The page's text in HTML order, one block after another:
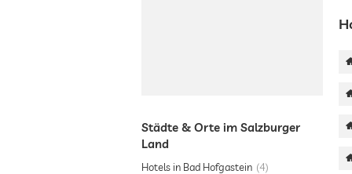
Städte & Orte im Salzburger
Land
Hotels in Bad Hofgastein 4